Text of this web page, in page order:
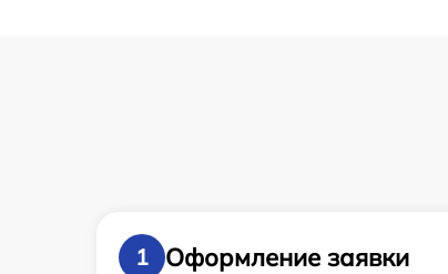
1
Оформление заявки